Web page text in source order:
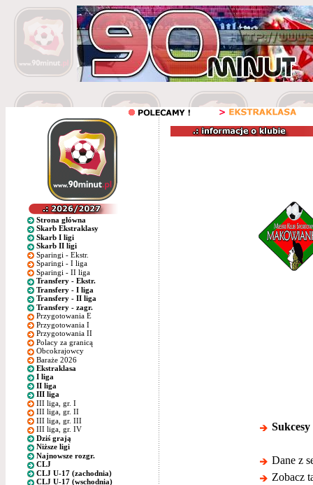
Strona główna
Skarb Ekstraklasy
Skarb I ligi
Skarb II ligi
Sparingi - Ekstr.
Sparingi - I liga
Sparingi - II liga
Transfery - Ekstr.
Transfery - I liga
Transfery - II liga
Transfery - zagr.
Przygotowania E
Przygotowania I
Przygotowania II
Polacy za granicą
Obcokrajowcy
Baraże 2026
Ekstraklasa
I liga
II liga
III liga
III liga, gr. I
III liga, gr. II
III liga, gr. III
III liga, gr. IV
Dziś grają
Niższe ligi
Najnowsze rozgr.
CLJ
CLJ U-17 (zachodnia)
CLJ U-17 (wschodnia)
Sukcesy
Dane z
Zobacz